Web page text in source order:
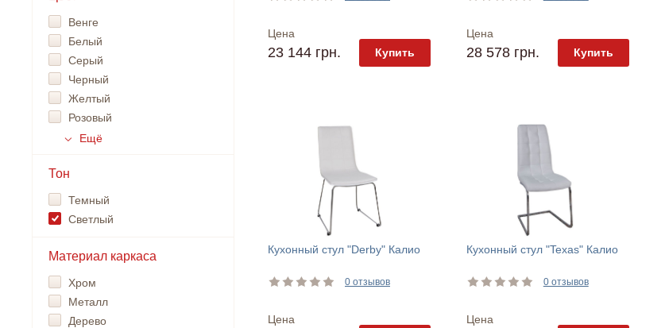
Венге
Белый
Серый
Черный
Желтый
Розовый
Ещё
Тон
Темный
Светлый
Материал каркаса
Хром
Металл
Дерево
Цена
23 144 грн. Купить
Цена
28 578 грн. Купить
Кухонный стул "Derby" Калио
0 отзывов
Цена
Кухонный стул "Texas" Калио
0 отзывов
Цена